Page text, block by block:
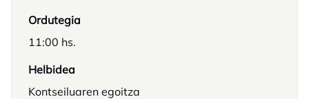
Ordutegia
11:00 hs.
Helbidea
Kontseiluaren egoitza